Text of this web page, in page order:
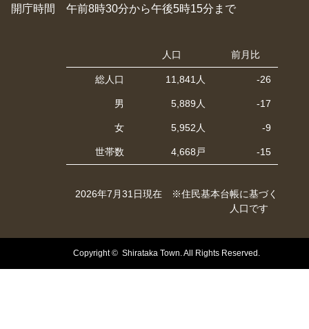
開庁時間 午前8時30分から午後5時15分まで
人口 前月比
総人口 11,841人 -26
男 5,889人 -17
女 5,952人 -9
世帯数 4,668戸 -15
2026年7月31日現在 ※住民基本台帳に基づく
人口です
Copyright © Shirataka Town. All Rights Reserved.